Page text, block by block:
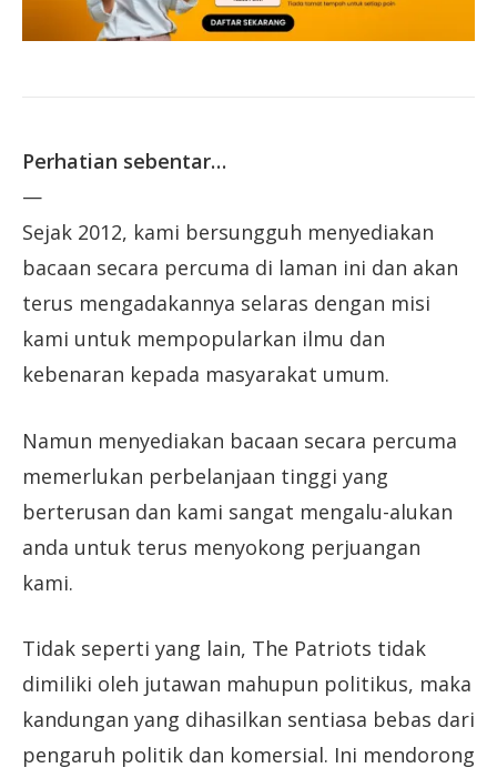
Perhatian sebentar…
—
Sejak 2012, kami bersungguh menyediakan
bacaan secara percuma di laman ini dan akan
terus mengadakannya selaras dengan misi
kami untuk mempopularkan ilmu dan
kebenaran kepada masyarakat umum.
Namun menyediakan bacaan secara percuma
memerlukan perbelanjaan tinggi yang
berterusan dan kami sangat mengalu-alukan
anda untuk terus menyokong perjuangan
kami.
Tidak seperti yang lain, The Patriots tidak
dimiliki oleh jutawan mahupun politikus, maka
kandungan yang dihasilkan sentiasa bebas dari
pengaruh politik dan komersial. Ini mendorong